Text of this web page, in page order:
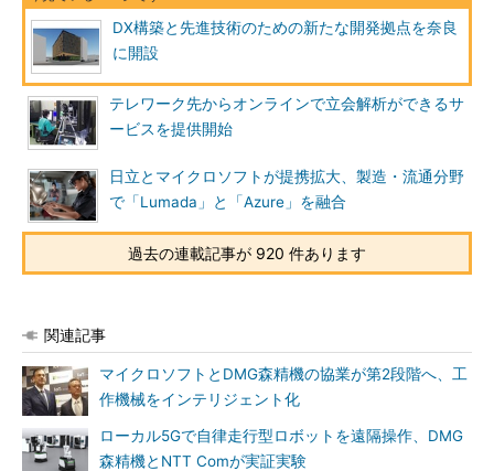
DX構築と先進技術のための新たな開発拠点を奈良
に開設
テレワーク先からオンラインで立会解析ができるサ
ービスを提供開始
日立とマイクロソフトが提携拡大、製造・流通分野
で「Lumada」と「Azure」を融合
過去の連載記事が 920 件あります
関連記事
マイクロソフトとDMG森精機の協業が第2段階へ、工
作機械をインテリジェント化
ローカル5Gで自律走行型ロボットを遠隔操作、DMG
森精機とNTT Comが実証実験